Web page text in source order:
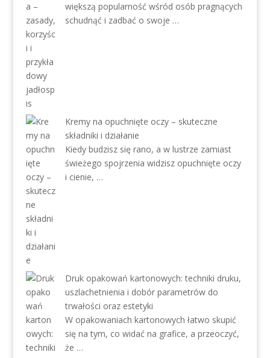
większą popularność wśród osób pragnących
schudnąć i zadbać o swoje …
Kremy na opuchnięte oczy – skuteczne
składniki i działanie
Kiedy budzisz się rano, a w lustrze zamiast
świeżego spojrzenia widzisz opuchnięte oczy
i cienie, …
Druk opakowań kartonowych: techniki druku,
uszlachetnienia i dobór parametrów do
trwałości oraz estetyki
W opakowaniach kartonowych łatwo skupić
się na tym, co widać na grafice, a przeoczyć,
że …